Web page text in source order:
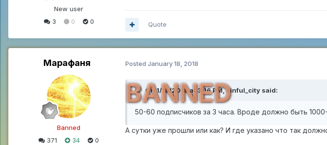
New user
3
0 0 Quote
Марафаня
Banned
371
34 0
Posted January 18, 2018
BANNED
On 1/18/2018 at 3:16 PM,sinful_city said:
50-60 подписчиков за 3 часа. Вроде должно быть
А сутки уже прошли или как? И где указано что так